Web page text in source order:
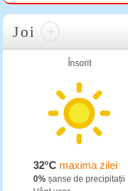
Joi +
Însorit
32°C maxima zilei
0% șanse de precipitații